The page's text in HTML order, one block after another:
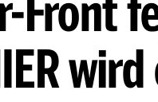
Front